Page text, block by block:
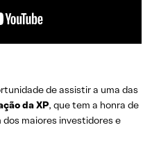
de assistir a uma das
da XP, que tem a honra de
maiores investidores e